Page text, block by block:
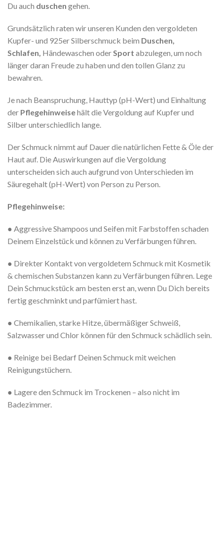
Du auch duschen gehen.
Grundsätzlich raten wir unseren Kunden den vergoldeten
Kupfer- und 925er Silberschmuck beim Duschen,
Schlafen, Händewaschen oderSport abzulegen, um noch
länger daran Freude zu haben und den tollen Glanz zu
bewahren.
Je nach Beanspruchung, Hauttyp (pH-Wert) und Einhaltung
der Pflegehinweisehält die Vergoldung auf Kupfer und
Silber unterschiedlich lange.
Der Schmuck nimmt auf Dauer die natürlichen Fette & Öle der
Haut auf. Die Auswirkungen auf die Vergoldung
unterscheiden sich auch aufgrund von Unterschieden im
Säuregehalt (pH-Wert) von Person zu Person.
Pflegehinweise:
● Aggressive Shampoos und Seifen mit Farbstoffen schaden
Deinem Einzelstück und können zu Verfärbungen führen.
● Direkter Kontakt von vergoldetem Schmuck mit Kosmetik
& chemischen Substanzen kann zu Verfärbungen führen. Lege
Dein Schmuckstück am besten erst an, wenn Du Dich bereits
fertig geschminkt und parfümiert hast.
● Chemikalien, starke Hitze, übermäßiger Schweiß,
Salzwasser und Chlor können für den Schmuck schädlich sein.
● Reinige bei Bedarf Deinen Schmuck mit weichen
Reinigungstüchern.
● Lagere den Schmuck im Trockenen – also nicht im
Badezimmer.